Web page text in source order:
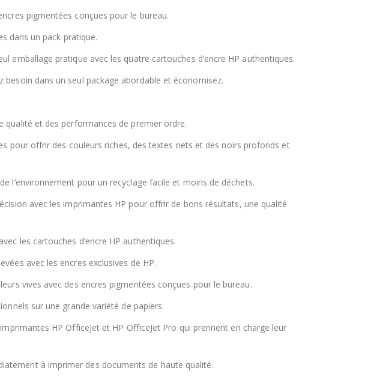
pigmentées conçues pour le bureau.
dans un pack pratique.
emballage pratique avec les quatre cartouches d’encre HP authentiques.
dans un seul package abordable et économisez.
qualité et des performances de premier ordre.
pour offrir des couleurs riches, des textes nets et des noirs profonds et
l’environnement pour un recyclage facile et moins de déchets.
avec les imprimantes HP pour offrir de bons résultats, une qualité
les cartouches d’encre HP authentiques.
avec les encres exclusives de HP.
vives avec des encres pigmentées conçues pour le bureau.
sur une grande variété de papiers.
HP OfficeJet et HP OfficeJet Pro qui prennent en charge leur
à imprimer des documents de haute qualité.